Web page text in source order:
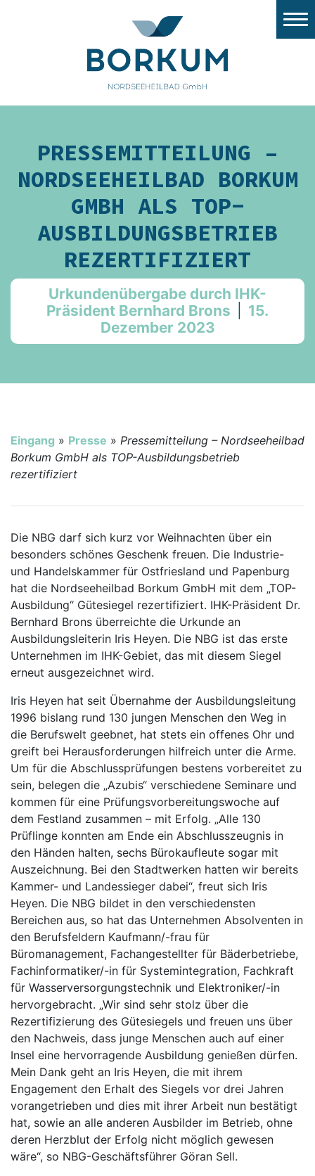
Stadtwerke Borkum
Nordsee Windport
Flugplatz
Gezeitenland
Nordsee Aquarium
Stellenangebote/Ausbildung
Ausschreibungen
Stadt Borkum
PRESSEMITTEILUNG –
NORDSEEHEILBAD BORKUM
GMBH ALS TOP-
AUSBILDUNGSBETRIEB
REZERTIFIZIERT
Urkundenübergabe durch IHK-
Präsident Bernhard Brons
15.
Dezember 2023
Eingang » Presse » Pressemitteilung – Nordseeheilbad
Borkum GmbH als TOP-Ausbildungsbetrieb
rezertifiziert
Die NBG darf sich kurz vor Weihnachten über ein
besonders schönes Geschenk freuen. Die Industrie-
und Handelskammer für Ostfriesland und Papenburg
hat die Nordseeheilbad Borkum GmbH mit dem „TOP-
Ausbildung“ Gütesiegel rezertifiziert. IHK-Präsident Dr.
Bernhard Brons überreichte die Urkunde an
Ausbildungsleiterin Iris Heyen. Die NBG ist das erste
Unternehmen im IHK-Gebiet, das mit diesem Siegel
erneut ausgezeichnet wird.
Iris Heyen hat seit Übernahme der Ausbildungsleitung
1996 bislang rund 130 jungen Menschen den Weg in
die Berufswelt geebnet, hat stets ein offenes Ohr und
greift bei Herausforderungen hilfreich unter die Arme.
Um für die Abschlussprüfungen bestens vorbereitet zu
sein, belegen die „Azubis“ verschiedene Seminare und
kommen für eine Prüfungsvorbereitungswoche auf
dem Festland zusammen – mit Erfolg. „Alle 130
Prüflinge konnten am Ende ein Abschlusszeugnis in
den Händen halten, sechs Bürokaufleute sogar mit
Auszeichnung. Bei den Stadtwerken hatten wir bereits
Kammer- und Landessieger dabei“, freut sich Iris
Heyen. Die NBG bildet in den verschiedensten
Bereichen aus, so hat das Unternehmen Absolventen in
den Berufsfeldern Kaufmann/-frau für
Büromanagement, Fachangestellter für Bäderbetriebe,
Fachinformatiker/-in für Systemintegration, Fachkraft
für Wasserversorgungstechnik und Elektroniker/-in
hervorgebracht. „Wir sind sehr stolz über die
Rezertifizierung des Gütesiegels und freuen uns über
den Nachweis, dass junge Menschen auch auf einer
Insel eine hervorragende Ausbildung genießen dürfen.
Mein Dank geht an Iris Heyen, die mit ihrem
Engagement den Erhalt des Siegels vor drei Jahren
vorangetrieben und dies mit ihrer Arbeit nun bestätigt
hat, sowie an alle anderen Ausbilder im Betrieb, ohne
deren Herzblut der Erfolg nicht möglich gewesen
wäre“, so NBG-Geschäftsführer Göran Sell.